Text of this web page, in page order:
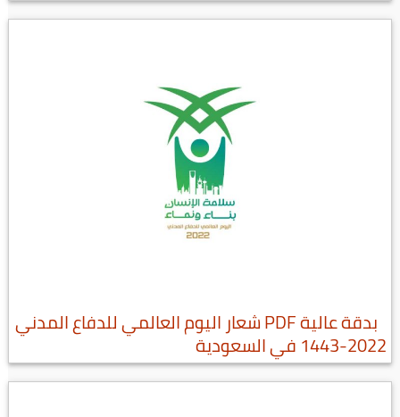
بدقة عالية PDF شعار اليوم العالمي للدفاع المدني
2022-1443 في السعودية